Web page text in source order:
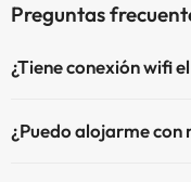
Preguntas
¿Tiene conexión wifi
¿Puedo alojarme